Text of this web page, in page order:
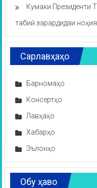
Кумаки Президенти
табиӣ зарардидаи
Сарлавҳаҳо
Барномаҳо
Консертҳо
Лавҳаҳо
Хабарҳо
Эълонҳо
Обу ҳаво